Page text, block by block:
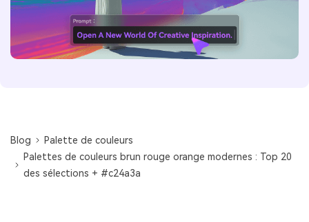
Blog
Palette de couleurs
Palettes de couleurs brun rouge orange modernes : Top 20
des sélections + #c24a3a